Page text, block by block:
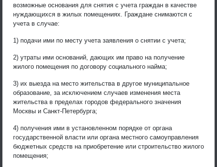
возможные основания для снятия с учета граждан в качестве
нуждающихся в жилых помещениях. Граждане снимаются с
учета в случае:
1) подачи ими по месту учета заявления о снятии с учета;
2) утраты ими оснований, дающих им право на получение
жилого помещения по договору социального найма;
3) их выезда на место жительства в другое муниципальное
образование, за исключением случаев изменения места
жительства в пределах городов федерального значения
Москвы и Санкт-Петербурга;
4) получения ими в установленном порядке от органа
государственной власти или органа местного самоуправления
бюджетных средств на приобретение или строительство жилого
помещения;